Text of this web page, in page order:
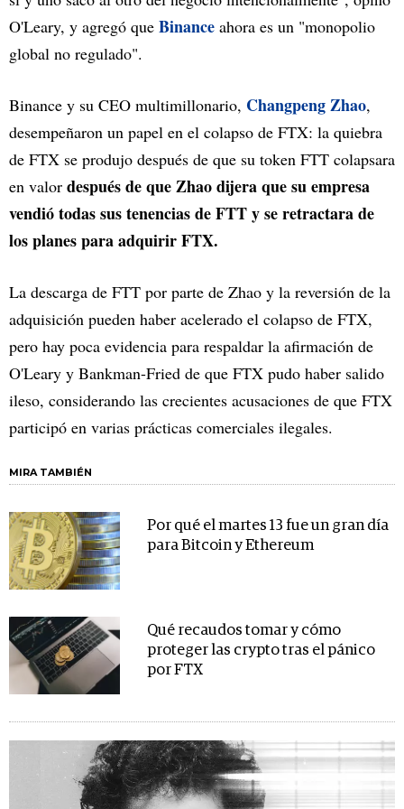
O'Leary, y agregó que Binance ahora es un "monopolio
global no regulado".
Binance y su CEO multimillonario, Changpeng Zhao,
desempeñaron un papel en el colapso de FTX: la quiebra
de FTX se produjo después de que su token FTT colapsara
en valor después de que Zhao dijera que su empresa
vendió todas sus tenencias de FTT y se retractara de
los planes para adquirir FTX.
La descarga de FTT por parte de Zhao y la reversión de la
adquisición pueden haber acelerado el colapso de FTX,
pero hay poca evidencia para respaldar la afirmación de
O'Leary y Bankman-Fried de que FTX pudo haber salido
ileso, considerando las crecientes acusaciones de que FTX
participó en varias prácticas comerciales ilegales.
MIRA TAMBIÉN
Por qué el martes 13 fue un gran día
para Bitcoin y Ethereum
Qué recaudos tomar y cómo
proteger las crypto tras el pánico
por FTX